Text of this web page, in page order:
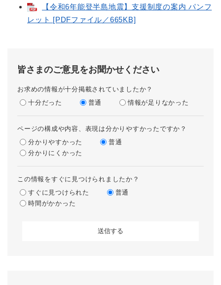
【令和6年能登半島地震】支援制度の案内 パンフ
レット [PDFファイル／665KB]
皆さまのご意見をお聞かせください
お求めの情報が十分掲載されていましたか？
十分だった
普通 情報が足りなかった
ページの構成や内容、表現は分かりやすかったですか？
分かりやすかった
普通
分かりにくかった
この情報をすぐに見つけられましたか？
すぐに見つけられた
普通
時間がかかった